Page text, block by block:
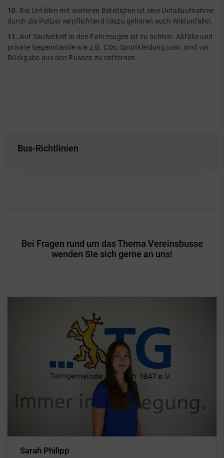
10. Bei Unfällen mit weiteren Beteiligten ist eine Unfallaufnahme
durch die Polizei verpflichtend (dazu gehören auch Wildunfälle).
11. Auf Sauberkeit in den Fahrzeugen ist zu achten. Abfälle und
private Gegenstände wie z.B. CDs, Sportkleidung usw. sind vor
Rückgabe aus den Bussen zu entfernen.
Bus-Richtlinien
Bei Fragen rund um das Thema Vereinsbusse
wenden Sie sich gerne an uns!
Sarah Philipp